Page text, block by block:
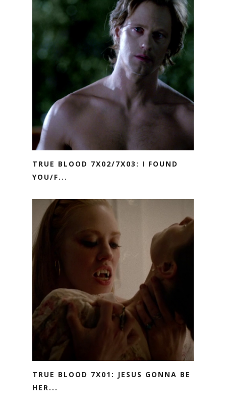
TRUE BLOOD 7X02/7X03: I FOUND
YOU/F...
TRUE BLOOD 7X01: JESUS GONNA BE
HER...